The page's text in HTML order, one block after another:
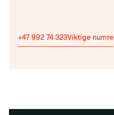
+47 992 74 323Viktige numre